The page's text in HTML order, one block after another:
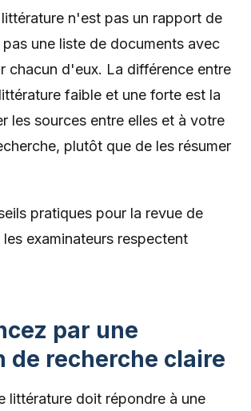
n'est pas un rapport de
une liste de documents avec
chacun d'eux. La différence entre
faible et une forte est la
les sources entre elles et à votre
plutôt que de les résumer
pratiques pour la revue de
examinateurs respectent
par une
de recherche claire
littérature doit répondre à une